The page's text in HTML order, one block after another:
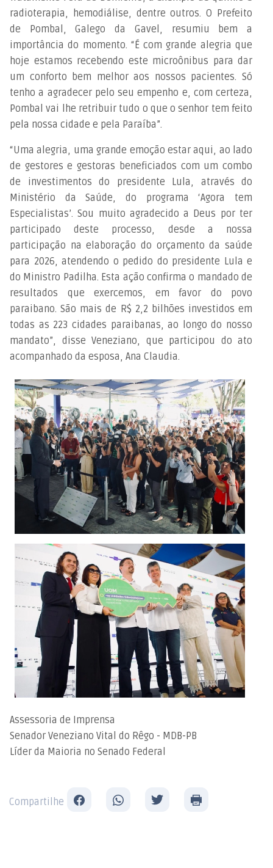
radioterapia, hemodiálise, dentre outros. O Prefeito
de Pombal, Galego da Gavel, resumiu bem a
importância do momento. “É com grande alegria que
hoje estamos recebendo este microônibus para dar
um conforto bem melhor aos nossos pacientes. Só
tenho a agradecer pelo seu empenho e, com certeza,
Pombal vai lhe retribuir tudo o que o senhor tem feito
pela nossa cidade e pela Paraíba”.
“Uma alegria, uma grande emoção estar aqui, ao lado
de gestores e gestoras beneficiados com um combo
de investimentos do presidente Lula, através do
Ministério da Saúde, do programa ‘Agora tem
Especialistas’. Sou muito agradecido a Deus por ter
participado deste processo, desde a nossa
participação na elaboração do orçamento da saúde
para 2026, atendendo o pedido do presidente Lula e
do Ministro Padilha. Esta ação confirma o mandado de
resultados que exercemos, em favor do povo
paraibano. São mais de R$ 2,2 bilhões investidos em
todas as 223 cidades paraibanas, ao longo do nosso
mandato”, disse Veneziano, que participou do ato
acompanhado da esposa, Ana Claudia.
Assessoria de Imprensa
Senador Veneziano Vital do Rêgo - MDB-PB
Líder da Maioria no Senado Federal
Compartilhe